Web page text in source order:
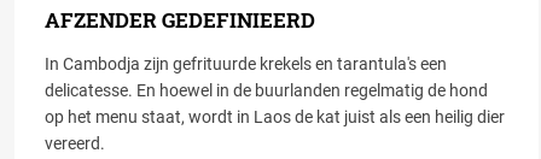
AFZENDER GEDEFINIEERD
In Cambodja zijn gefrituurde krekels en tarantula's een
delicatesse. En hoewel in de buurlanden regelmatig de hond
op het menu staat, wordt in Laos de kat juist als een heilig dier
vereerd.